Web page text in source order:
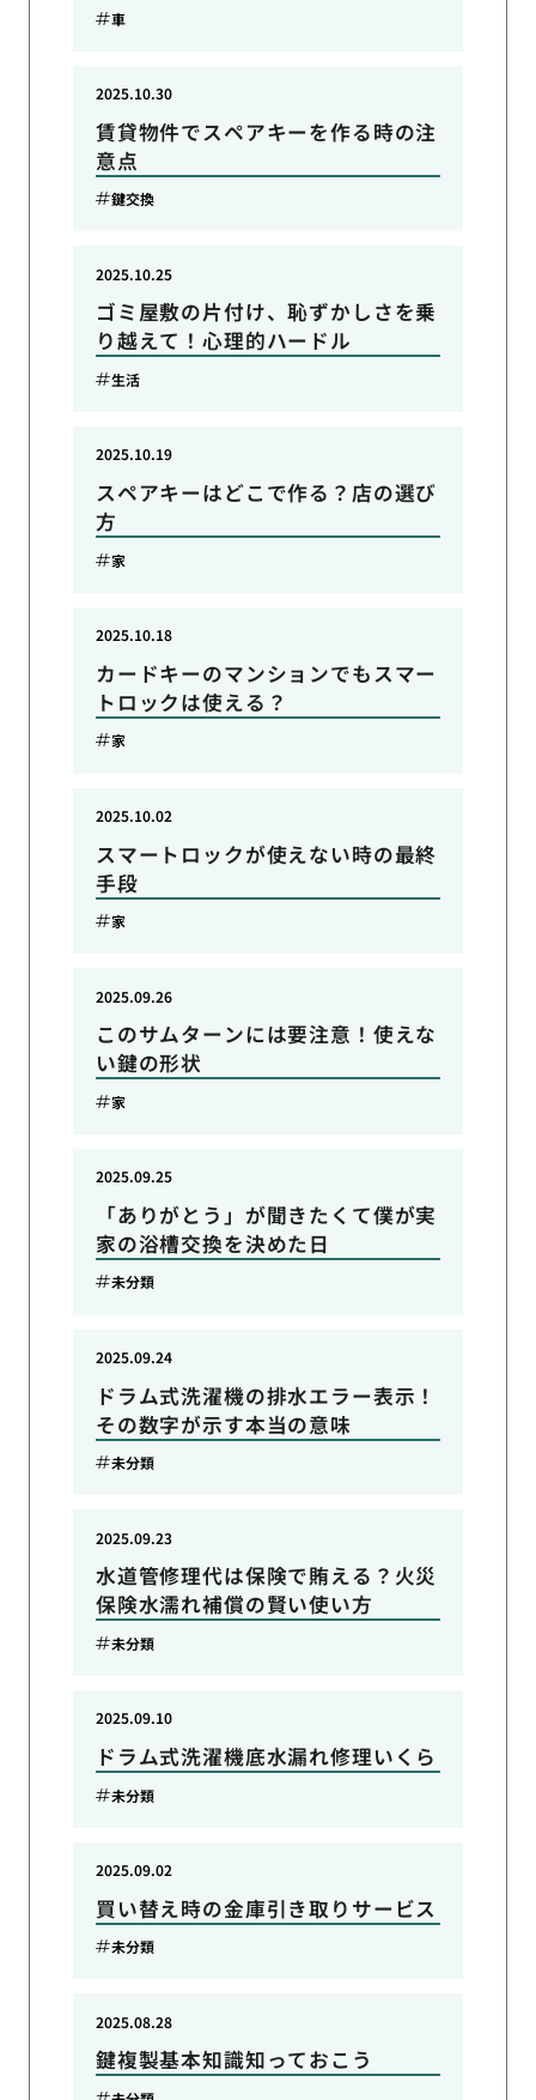
車
賃貸物件でスペアキーを作る時の注
意点
2025.10.30
鍵交換
ゴミ屋敷の片付け、恥ずかしさを乗
り越えて！心理的ハードル
2025.10.25
生活
スペアキーはどこで作る？店の選び
方
2025.10.19
家
カードキーのマンションでもスマー
トロックは使える？
2025.10.18
家
スマートロックが使えない時の最終
手段
2025.10.02
家
このサムターンには要注意！使えな
い鍵の形状
2025.09.26
家
「ありがとう」が聞きたくて僕が実
家の浴槽交換を決めた日
2025.09.25
未分類
ドラム式洗濯機の排水エラー表示！
その数字が示す本当の意味
2025.09.24
未分類
水道管修理代は保険で賄える？火災
保険水濡れ補償の賢い使い方
2025.09.23
未分類
ドラム式洗濯機底水漏れ修理いくら
2025.09.10
未分類
買い替え時の金庫引き取りサービス
2025.09.02
未分類
鍵複製基本知識知っておこう
2025.08.28